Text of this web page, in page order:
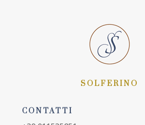
SOLFERINO
CONTATTI